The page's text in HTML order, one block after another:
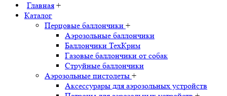
Главная +
Каталог
Перцовые баллончики +
Аэрозольные баллончики
Баллончики ТехКрим
Газовые баллончики от собак
Струйные баллончики
Аэрозольные пистолеты +
Аксессурары для аэрозольных устройств